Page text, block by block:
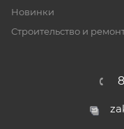
Новинки
Строительство и